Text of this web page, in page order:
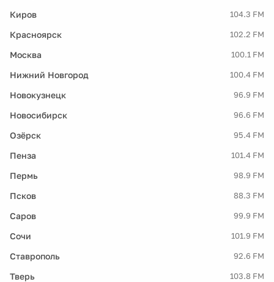
Киров 104.3 FM
Красноярск 102.2 FM
Москва 100.1 FM
Нижний Новгород 100.4 FM
Новокузнецк 96.9 FM
Новосибирск 96.6 FM
Озёрск 95.4 FM
Пенза 101.4 FM
Пермь 98.9 FM
Псков 88.3 FM
Саров 99.9 FM
Сочи 101.9 FM
Ставрополь 92.6 FM
Тверь 103.8 FM